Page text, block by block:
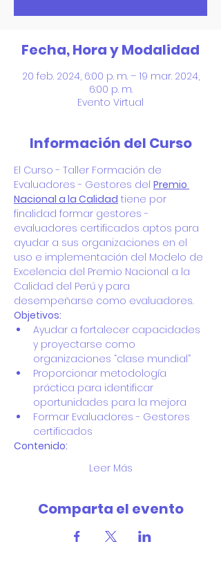
Fecha, Hora y Modalidad
20 feb. 2024, 6:00 p. m. – 19 mar. 2024,
6:00 p. m.
Evento Virtual
Información del Curso
El Curso - Taller Formación de
Evaluadores - Gestores del Premio
Nacional a la Calidad tiene por
finalidad formar gestores -
evaluadores certificados aptos para
ayudar a sus organizaciones en el
uso e implementación del Modelo de
Excelencia del Premio Nacional a la
Calidad del Perú y para
desempeñarse como evaluadores.
Objetivos:
Ayudar a fortalecer capacidades
y proyectarse como
organizaciones “clase mundial”
Proporcionar metodología
práctica para identificar
oportunidades para la mejora
Formar Evaluadores - Gestores
certificados
Contenido:
Leer Más
Comparta el evento